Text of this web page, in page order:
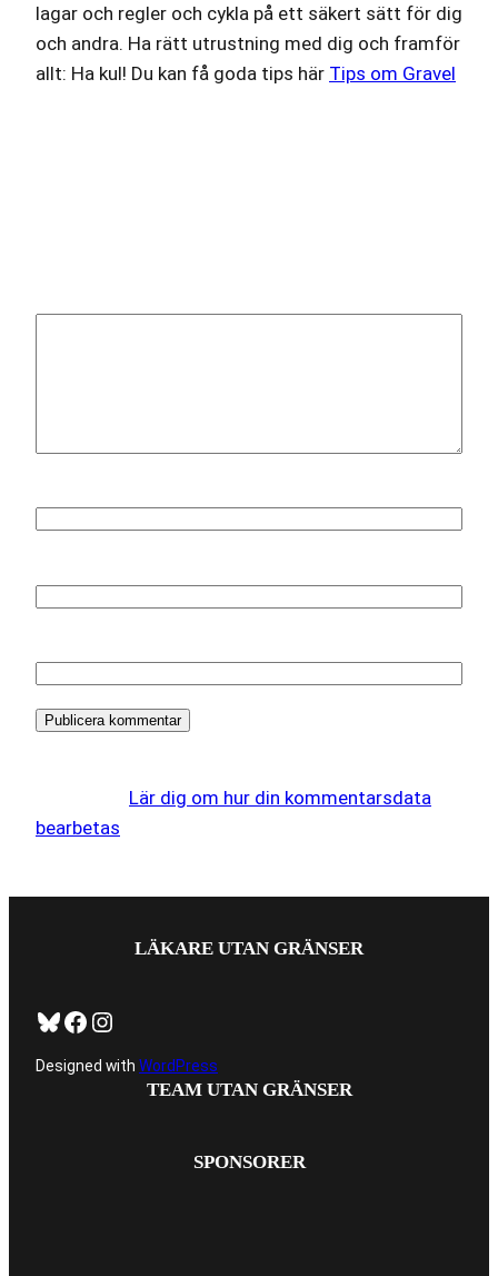
lagar och regler och cykla på ett säkert sätt för dig
och andra. Ha rätt utrustning med dig och framför
allt: Ha kul! Du kan få goda tips här Tips om Gravel
Lär dig om hur din kommentarsdata
bearbetas
LÄKARE UTAN GRÄNSER
Bluesky Facebook https://www.instagram.com/tug_ck/
Designed with WordPress
TEAM UTAN GRÄNSER
SPONSORER